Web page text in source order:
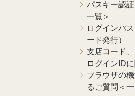
パスキー認
一覧＞
ログインパ
ード発行）
支店コード
ログインID
ブラウザの
るご質問＜